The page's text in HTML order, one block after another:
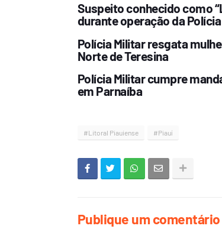
Suspeito conhecido como
durante operação da
Polícia Militar resgata
Norte de Teresina
Polícia Militar cumpre
em Parnaíba
#Litoral Piauiense #Piauí
Publique um comentário